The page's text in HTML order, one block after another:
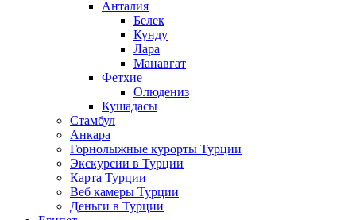
Анталия
Белек
Кунду
Лара
Манавгат
Фетхие
Олюдениз
Кушадасы
Стамбул
Анкара
Горнолыжные курорты Турции
Экскурсии в Турции
Карта Турции
Веб камеры Турции
Деньги в Турции